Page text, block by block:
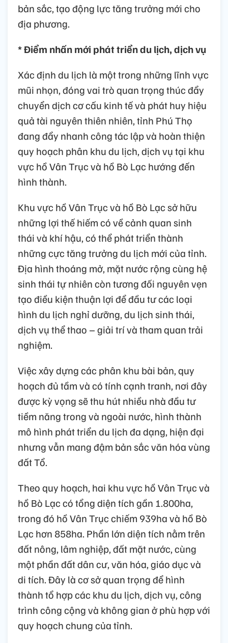
bản sắc, tạo động lực tăng trưởng mới cho
địa phương.
* Điểm nhấn mới phát triển du lịch, dịch vụ
Xác định du lịch là một trong những lĩnh vực
mũi nhọn, đóng vai trò quan trọng thúc đẩy
chuyển dịch cơ cấu kinh tế và phát huy hiệu
quả tài nguyên thiên nhiên, tỉnh Phú Thọ
đang đẩy nhanh công tác lập và hoàn thiện
quy hoạch phân khu du lịch, dịch vụ tại khu
vực hồ Vân Trục và hồ Bò Lạc hướng đến
hình thành.
Khu vực hồ Vân Trục và hồ Bò Lạc sở hữu
những lợi thế hiếm có về cảnh quan sinh
thái và khí hậu, có thể phát triển thành
những cực tăng trưởng du lịch mới của tỉnh.
Địa hình thoáng mở, mặt nước rộng cùng hệ
sinh thái tự nhiên còn tương đối nguyên vẹn
tạo điều kiện thuận lợi để đầu tư các loại
hình du lịch nghỉ dưỡng, du lịch sinh thái,
dịch vụ thể thao – giải trí và tham quan trải
nghiệm.
Việc xây dựng các phân khu bài bản, quy
hoạch đủ tầm và có tính cạnh tranh, nơi đây
được kỳ vọng sẽ thu hút nhiều nhà đầu tư
tiềm năng trong và ngoài nước, hình thành
mô hình phát triển du lịch đa dạng, hiện đại
nhưng vẫn mang đậm bản sắc văn hóa vùng
đất Tổ.
Theo quy hoạch, hai khu vực hồ Vân Trục và
hồ Bò Lạc có tổng diện tích gần 1.800ha,
trong đó hồ Vân Trục chiếm 939ha và hồ Bò
Lạc hơn 858ha. Phần lớn diện tích nằm trên
đất nông, lâm nghiệp, đất mặt nước, cùng
một phần đất dân cư, văn hóa, giáo dục và
di tích. Đây là cơ sở quan trọng để hình
thành tổ hợp các khu du lịch, dịch vụ, công
trình công cộng và không gian ở phù hợp với
quy hoạch chung của tỉnh.